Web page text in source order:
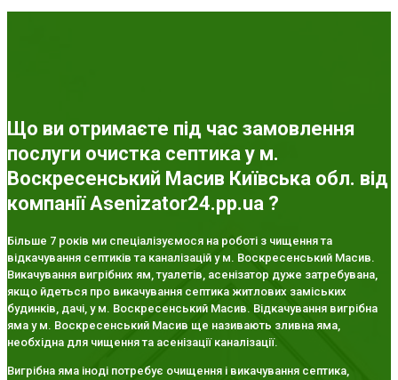
Що ви отримаєте під час замовлення
послуги очистка септика у м.
Воскресенський Масив Київська обл. від
компанії Asenizator24.pp.ua ?
Більше 7 років ми спеціалізуємося на роботі з чищення та
відкачування септиків та каналізацій у м. Воскресенський Масив.
Викачування вигрібних ям, туалетів, асенізатор дуже затребувана,
якщо йдеться про викачування септика житлових заміських
будинків, дачі, у м. Воскресенський Масив. Відкачування вигрібна
яма у м. Воскресенський Масив ще називають зливна яма,
необхідна для чищення та асенізації каналізації.
Вигрібна яма іноді потребує очищення і викачування септика,